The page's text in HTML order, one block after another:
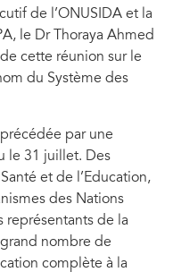
de l’ONUSIDA et la
le Dr Thoraya Ahmed
cette réunion sur le
du Système des
par une
le 31 juillet. Des
et de l’Education,
des Nations
représentants de la
nombre de
complète à la